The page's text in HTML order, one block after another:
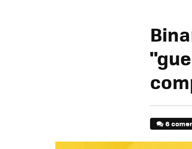
6